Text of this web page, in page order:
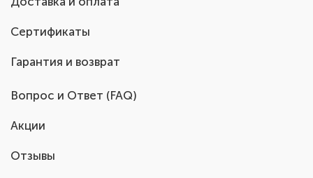
Сертификаты
Гарантия и возврат
Вопрос и Ответ (FAQ)
Акции
Отзывы